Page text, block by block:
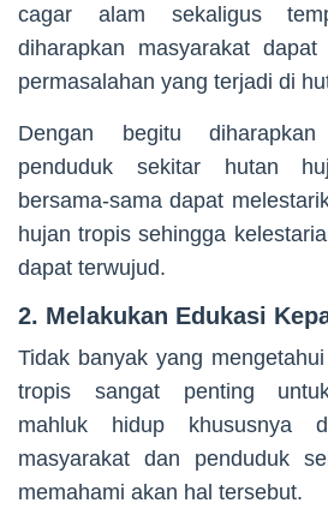
cagar alam sekaligus
diharapkan masyarakat
permasalahan yang terjadi di
Dengan begitu
penduduk sekitar hutan
bersama-sama dapat
hujan tropis sehingga
dapat terwujud.
2. Melakukan Edukasi
Tidak banyak yang
tropis sangat penting
mahluk hidup khususnya
masyarakat dan penduduk
memahami akan hal tersebut.